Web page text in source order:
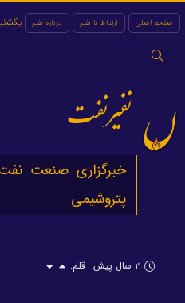
صفحه اصلی ارتباط با نفیر درباره نفیر
جستجو
یکشنبه 18
نفیرنفت
خبرگزاری صنعت
پتروشیمی
۲ سال پیش قلم: